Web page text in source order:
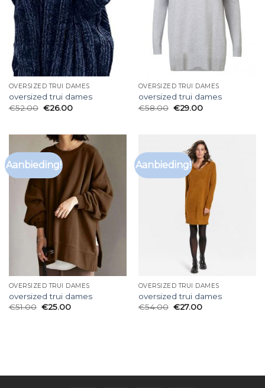
OVERSIZED TRUI DAMES
oversized trui dames
€52.00 €26.00
OVERSIZED TRUI DAMES
oversized trui dames
€58.00 €29.00
Aanbieding!
OVERSIZED TRUI DAMES
oversized trui dames
€51.00 €25.00
Aanbieding!
OVERSIZED TRUI DAMES
oversized trui dames
€54.00 €27.00